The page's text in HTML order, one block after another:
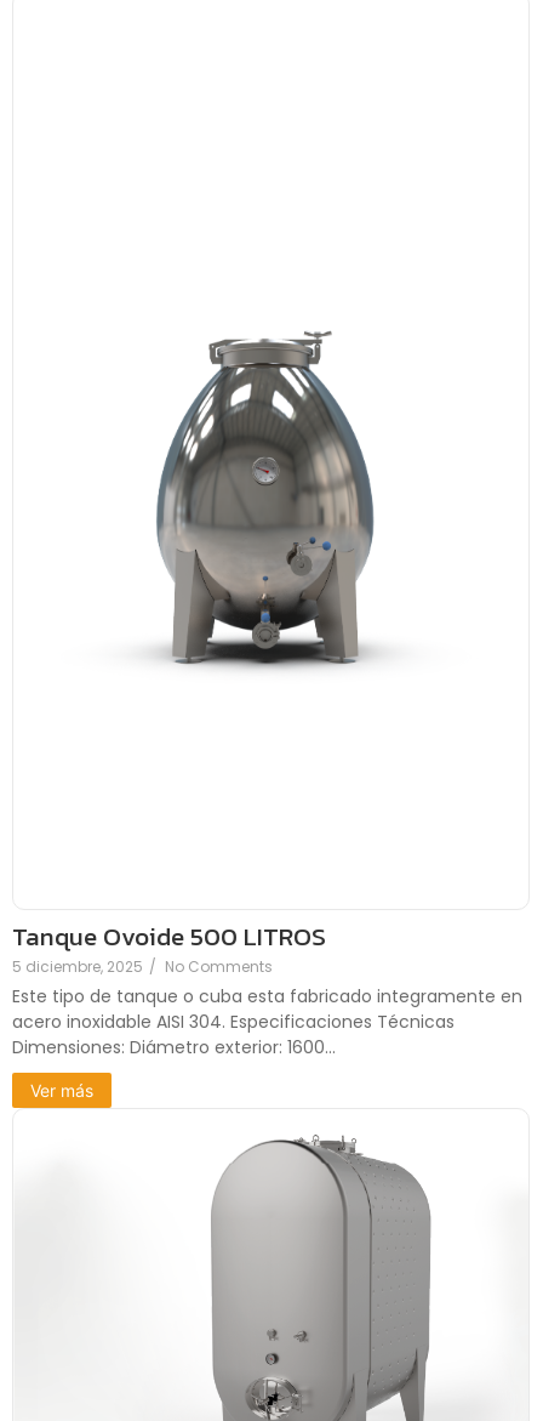
Tanque Ovoide 500 LITROS
5 diciembre, 2025 / No Comments
Este tipo de tanque o cuba esta fabricado integramente en
acero inoxidable AISI 304. Especificaciones Técnicas
Dimensiones: Diámetro exterior: 1600...
Ver más